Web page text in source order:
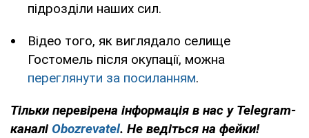
підрозділи наших сил.
Відео того, як виглядало селище
Гостомель після окупації, можна
переглянути за посиланням.
Тільки перевірена інформація в нас у Telegram-
каналі Obozrevatel. Не ведіться на фейки!